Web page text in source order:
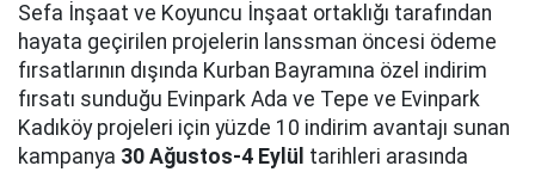
Sefa İnşaat ve Koyuncu İnşaat ortaklığı tarafından
hayata geçirilen projelerin lanssman öncesi ödeme
fırsatlarının dışında Kurban Bayramına özel indirim
fırsatı sunduğu Evinpark Ada ve Tepe ve Evinpark
Kadıköy projeleri için yüzde 10 indirim avantajı sunan
kampanya 30 Ağustos-4 Eylül tarihleri arasında